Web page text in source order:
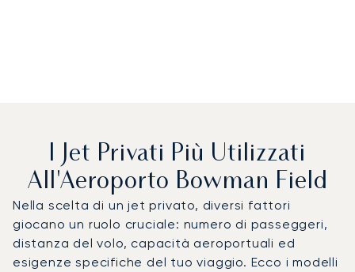
I Jet Privati Più Utilizzati
All'Aeroporto Bowman Field
Nella scelta di un jet privato, diversi fattori
giocano un ruolo cruciale: numero di passeggeri,
distanza del volo, capacità aeroportuali ed
esigenze specifiche del tuo viaggio. Ecco i modelli